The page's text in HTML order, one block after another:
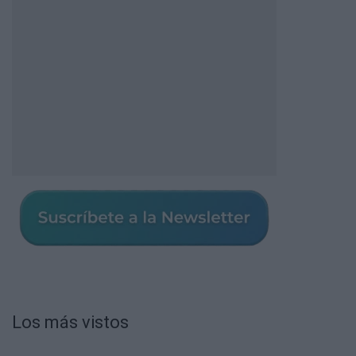
Los más vistos